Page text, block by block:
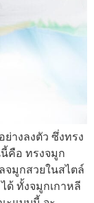
างลงตัว ซึ่งทรง
คือ ทรงจมูก
จมูกสวยในสไตล์
ด้ ทั้งจมูกเกาหลี